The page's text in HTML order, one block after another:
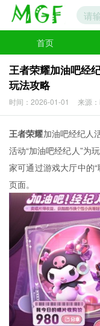
首页
王者荣耀加油吧经
玩法攻略
时间：2026-01-01 来源
王者荣耀加油吧经纪人
活动“加油吧经纪人”为
家可通过游戏大厅中的
页面。